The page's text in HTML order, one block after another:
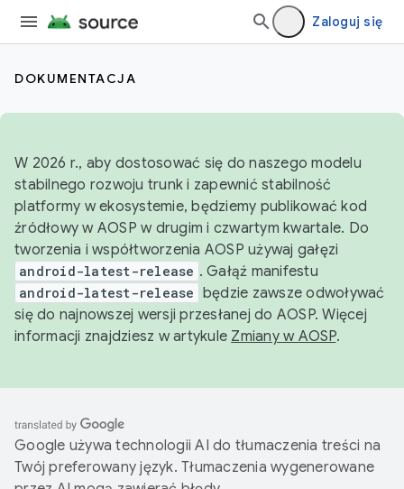
Zaloguj się
DOKUMENTACJA
W 2026 r., aby dostosować się do naszego modelu
stabilnego rozwoju trunk i zapewnić stabilność
platformy w ekosystemie, będziemy publikować kod
źródłowy w AOSP w drugim i czwartym kwartale. Do
tworzenia i współtworzenia AOSP używaj gałęzi
android-latest-release . Gałąź manifestu
android-latest-release będzie zawsze odwoływać
się do najnowszej wersji przesłanej do AOSP. Więcej
informacji znajdziesz w artykule Zmiany w AOSP.
Google używa technologii AI do tłumaczenia treści na
Twój preferowany język. Tłumaczenia wygenerowane